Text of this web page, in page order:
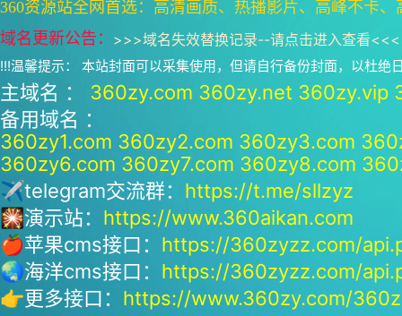
360资源站全网首选：高清画质、热播影片、高峰不卡
域名更新公告： >>>域名失效替换记录--请点击进入查看<<<
!!!温馨提示： 本站封面可以采集使用，但请自行备份封面，以杜绝
主域名 ： 360zy.com 360zy.net 360zy.vip
备用域名 ：
360zy1.com 360zy2.com 360zy3.com
360zy6.com 360zy7.com 360zy8.com
✈telegram交流群： https://t.me/sllzyz
🎇演示站： https://www.360aikan.com
🍎苹果cms接口： https://360zyzz.com/
🌏海洋cms接口： https://360zyzz.com/
👉更多接口： https://www.360zy.com/